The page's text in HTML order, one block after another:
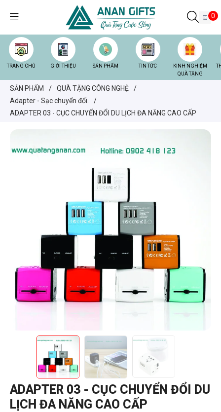
0
TRANG CHỦ GIỚI THIỆU SẢN PHẨM TIN TỨC
KINH NGHIỆM
QUÀ TẶNG
SẢN PHẨM / QUÀ TẶNG CÔNG NGHỆ
/
Adapter - Sạc chuyển đổi.
/
ADAPTER 03 - CỤC CHUYỂN ĐỔI DU LỊCH ĐA NĂNG CAO CẤP
ADAPTER 03 - CỤC CHUYỂN ĐỔI DU
LỊCH ĐA NĂNG CAO CẤP